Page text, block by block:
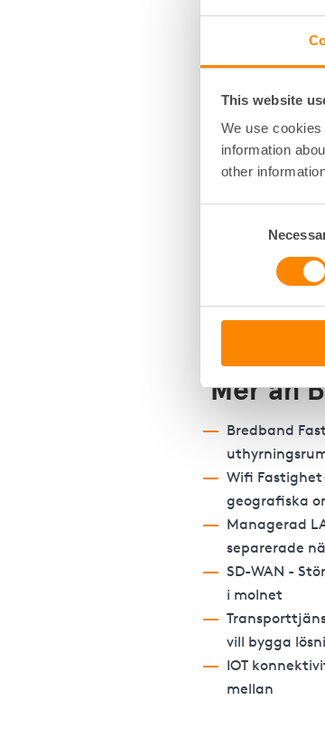
This website
We use
information
other
I Telenors erbjudande till
Bredband
Flexibla TV-
hubb
kontaktperson
Mer än
Bredband
Wifi Fastighet
geografiska
Managerad
separerade
SD-WAN -
i molnet
vill bygga
IOT
mellan